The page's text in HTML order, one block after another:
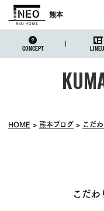
熊本
CONCEPT
HOME 熊本ブログ こだ
こだ